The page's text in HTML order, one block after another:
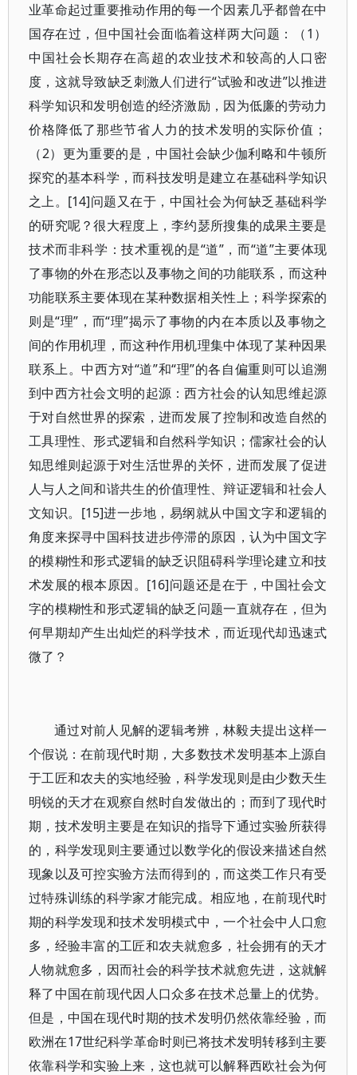
业革命起过重要推动作用的每一个因素几乎都曾在中
国存在过，但中国社会面临着这样两大问题：（1）
中国社会长期存在高超的农业技术和较高的人口密
度，这就导致缺乏刺激人们进行“试验和改进”以推进
科学知识和发明创造的经济激励，因为低廉的劳动力
价格降低了那些节省人力的技术发明的实际价值；
（2）更为重要的是，中国社会缺少伽利略和牛顿所
探究的基本科学，而科技发明是建立在基础科学知识
之上。[14]问题又在于，中国社会为何缺乏基础科学
的研究呢？很大程度上，李约瑟所搜集的成果主要是
技术而非科学：技术重视的是“道”，而“道”主要体现
了事物的外在形态以及事物之间的功能联系，而这种
功能联系主要体现在某种数据相关性上；科学探索的
则是“理”，而“理”揭示了事物的内在本质以及事物之
间的作用机理，而这种作用机理集中体现了某种因果
联系上。中西方对“道”和“理”的各自偏重则可以追溯
到中西方社会文明的起源：西方社会的认知思维起源
于对自然世界的探索，进而发展了控制和改造自然的
工具理性、形式逻辑和自然科学知识；儒家社会的认
知思维则起源于对生活世界的关怀，进而发展了促进
人与人之间和谐共生的价值理性、辩证逻辑和社会人
文知识。[15]进一步地，易纲就从中国文字和逻辑的
角度来探寻中国科技进步停滞的原因，认为中国文字
的模糊性和形式逻辑的缺乏识阻碍科学理论建立和技
术发展的根本原因。[16]问题还是在于，中国社会文
字的模糊性和形式逻辑的缺乏问题一直就存在，但为
何早期却产生出灿烂的科学技术，而近现代却迅速式
微了？
通过对前人见解的逻辑考辨，林毅夫提出这样一
个假说：在前现代时期，大多数技术发明基本上源自
于工匠和农夫的实地经验，科学发现则是由少数天生
明锐的天才在观察自然时自发做出的；而到了现代时
期，技术发明主要是在知识的指导下通过实验所获得
的，科学发现则主要通过以数学化的假设来描述自然
现象以及可控实验方法而得到的，而这类工作只有受
过特殊训练的科学家才能完成。相应地，在前现代时
期的科学发现和技术发明模式中，一个社会中人口愈
多，经验丰富的工匠和农夫就愈多，社会拥有的天才
人物就愈多，因而社会的科学技术就愈先进，这就解
释了中国在前现代因人口众多在技术总量上的优势。
但是，中国在现代时期的技术发明仍然依靠经验，而
欧洲在17世纪科学革命时则已将技术发明转移到主要
依靠科学和实验上来，这也就可以解释西欧社会为何